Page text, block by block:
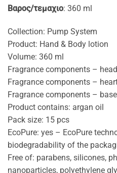
Βαρος/τεμαχιο: 360 ml
Collection: Pump System
Product: Ηand & Body lotion
Volume: 360 ml
Fragrance components –
Fragrance components –
Fragrance components –
Product contains: argan oil
Pack size: 15 pcs
EcoPure: yes – EcoPure
biodegradability of the
Free of: parabens, silicones,
nanoparticles, polyethylene